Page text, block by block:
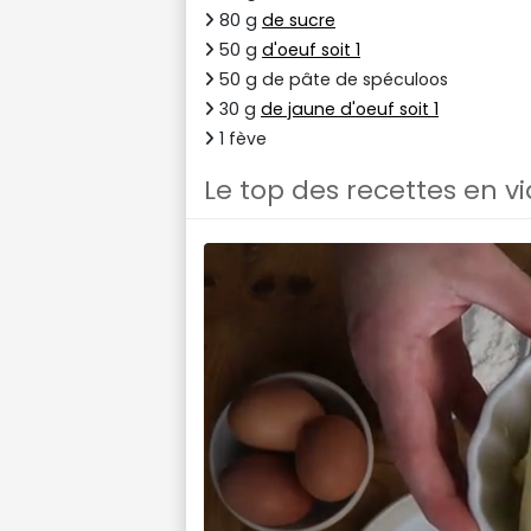
80 g de sucre
50 g d'oeuf soit 1
50 g de pâte de spéculoos
30 g de jaune d'oeuf soit 1
1 fève
Le top des recettes en